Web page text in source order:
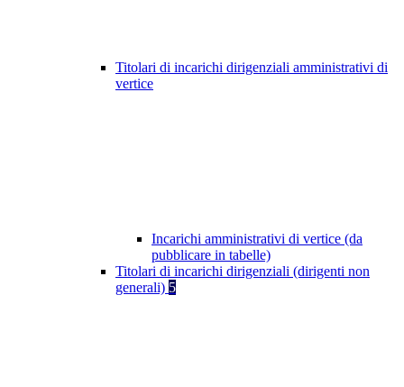
Titolari di incarichi dirigenziali amministrativi di
vertice
Incarichi amministrativi di vertice (da
pubblicare in tabelle)
Titolari di incarichi dirigenziali (dirigenti non
generali) 5